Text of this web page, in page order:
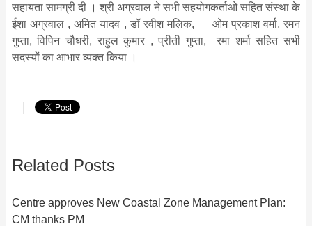
सहायता सामग्री दी । श्री अग्रवाल ने सभी सहयोगकर्ताओ सहित संस्था के
ईशा अग्रवाल , अमित यादव , डॉ रवीश मलिक, ओम प्रकाश वर्मा, रमन
गुप्ता, विपिन चौधरी, राहुल कुमार , प्रीती गुप्ता, रमा शर्मा सहित सभी
सदस्यों का आभार व्यक्त किया ।
Related Posts
Centre approves New Coastal Zone Management Plan:
CM thanks PM